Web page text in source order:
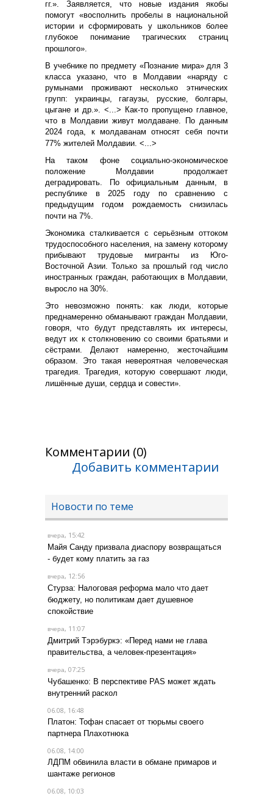
гг.». Заявляется, что новые издания якобы
помогут «восполнить пробелы в национальной
истории и сформировать у школьников более
глубокое понимание трагических страниц
прошлого».
В учебнике по предмету «Познание мира» для 3
класса указано, что в Молдавии «наряду с
румынами проживают несколько этнических
групп: украинцы, гагаузы, русские, болгары,
цыгане и др.». <...> Как-то пропущено главное,
что в Молдавии живут молдаване. По данным
2024 года, к молдаванам относят себя почти
77% жителей Молдавии. <...>
На таком фоне социально-экономическое
положение Молдавии продолжает
деградировать. По официальным данным, в
республике в 2025 году по сравнению с
предыдущим годом рождаемость снизилась
почти на 7%.
Экономика сталкивается с серьёзным оттоком
трудоспособного населения, на замену которому
прибывают трудовые мигранты из Юго-
Восточной Азии. Только за прошлый год число
иностранных граждан, работающих в Молдавии,
выросло на 30%.
Это невозможно понять: как люди, которые
преднамеренно обманывают граждан Молдавии,
говоря, что будут представлять их интересы,
ведут их к столкновению со своими братьями и
сёстрами. Делают намеренно, жесточайшим
образом. Это такая невероятная человеческая
трагедия. Трагедия, которую совершают люди,
лишённые души, сердца и совести».
Комментарии (0)
Добавить комментарии
Новости по теме
вчера, 15:42
Майя Санду призвала диаспору возвращаться
- будет кому платить за газ
вчера, 12:56
Стурза: Налоговая реформа мало что дает
бюджету, но политикам дает душевное
спокойствие
вчера, 11:07
Дмитрий Тэрэбуркэ: «Перед нами не глава
правительства, а человек-презентация»
вчера, 07:25
Чубашенко: В перспективе PAS может ждать
внутренний раскол
06.08, 16:48
Платон: Тофан спасает от тюрьмы своего
партнера Плахотнюка
06.08, 14:00
ЛДПМ обвинила власти в обмане примаров и
шантаже регионов
06.08, 10:03